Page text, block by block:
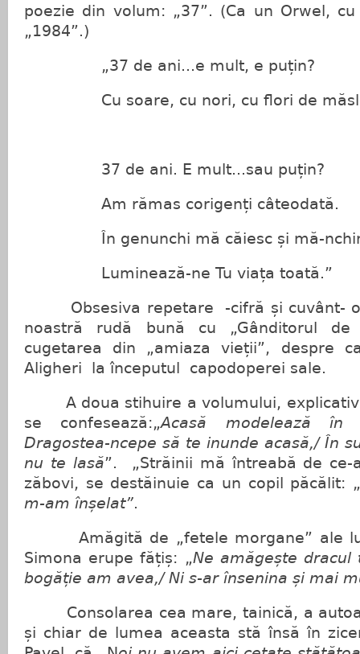
poezie din volum: „37”. (Ca un Orwel,
„1984”.)
„37 de ani...e mult, e puțin?
Cu soare, cu nori, cu flori de
37 de ani. E mult...sau puțin?
Am rămas corigenți câteodată.
În genunchi mă căiesc și mă-
Luminează-ne Tu viața toată.”
Obsesiva repetare -cifră și cuvânt- o
noastră rudă bună cu „Gânditorul de
cugetarea din „amiaza vieții”, despre
Aligheri la începutul capodoperei sale.
A doua stihuire a volumului, explicativă
se confesează:„Acasă modelează
Dragostea-ncepe să te inunde acasă,/ În
nu te lasă”. „Străinii mă întreabă de ce-
zăbovi, se destăinuie ca un copil păcălit: „
m-am înșelat”.
Amăgită de „fetele morgane” ale
Simona erupe fățiș: „Ne amăgește dracul
bogăție am avea,/ Ni s-ar însenina și mai
Consolarea cea mare, tainică, a
și chiar de lumea aceasta stă însă în